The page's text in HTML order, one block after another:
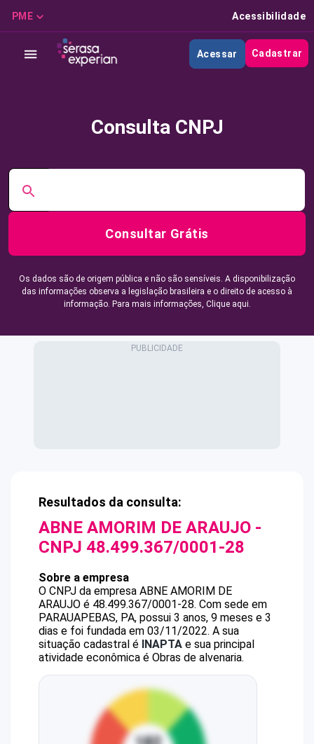
PME Acessibilidade
Acessar Cadastrar
Consulta CNPJ
Consultar Grátis
Os dados são de origem pública e não são sensíveis. A disponibilização
das informações observa a legislação brasileira e o direito de acesso à
informação. Para mais informações, Clique aqui.
Resultados da consulta:
ABNE AMORIM DE ARAUJO -
CNPJ 48.499.367/0001-28
Sobre a empresa
O CNPJ da empresa ABNE AMORIM DE
ARAUJO é 48.499.367/0001-28. Com sede em
PARAUAPEBAS, PA, possui 3 anos, 9 meses e 3
dias e foi fundada em 03/11/2022. A sua
situação cadastral é INAPTA e sua principal
atividade econômica é Obras de alvenaria.